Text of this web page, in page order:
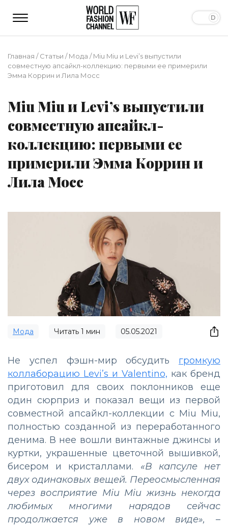
Главная /Статьи /Мода /Miu Miu и Levi’s выпустили
совместную апсайкл-коллекцию: первыми ее примерили
Эмма Коррин и Лила Мосс
Miu Miu и Levi’s выпустили
совместную апсайкл-
коллекцию: первыми ее
примерили Эмма Коррин и
Лила Мосс
Мода Читать 1 мин 05.05.2021
Не успел фэшн-мир обсудить громкую
коллаборацию Levi’s и Valentino, как бренд
приготовил для своих поклонников еще
один сюрприз и показал вещи из первой
совместной апсайкл-коллекции с Miu Miu,
полностью созданной из переработанного
денима. В нее вошли винтажные джинсы и
куртки, украшенные цветочной вышивкой,
бисером и кристаллами. «В капсуле нет
двух одинаковых вещей. Переосмысленная
через восприятие Miu Miu жизнь некогда
любимых многими нарядов сейчас
продолжается уже в новом виде»,
–